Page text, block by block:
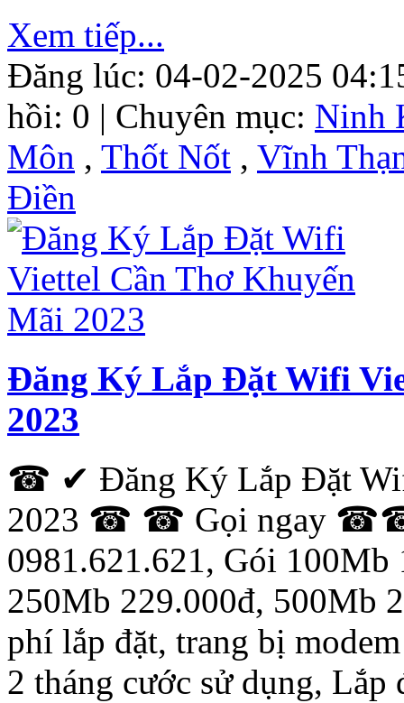
Xem tiếp...
Đăng lúc: 04-02-2025
hồi: 0 | Chuyên mục: Ninh
Môn , Thốt Nốt , Vĩnh
Điền
Đăng Ký Lắp Đặt Wifi
2023
☎ ✔ Đăng Ký Lắp Đặt
2023 ☎ ☎ Gọi ngay ☎☎:
0981.621.621, Gói
250Mb 229.000đ, 500Mb
phí lắp đặt, trang bị
2 tháng cước sử dụng, Lắp